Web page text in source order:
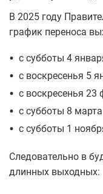
В 2025 году
график переноса
• с субботы 4
• с воскресенья 5
• с воскресенья 23
• с субботы 8
• с субботы 1
Следовательно в
длинных выходных: